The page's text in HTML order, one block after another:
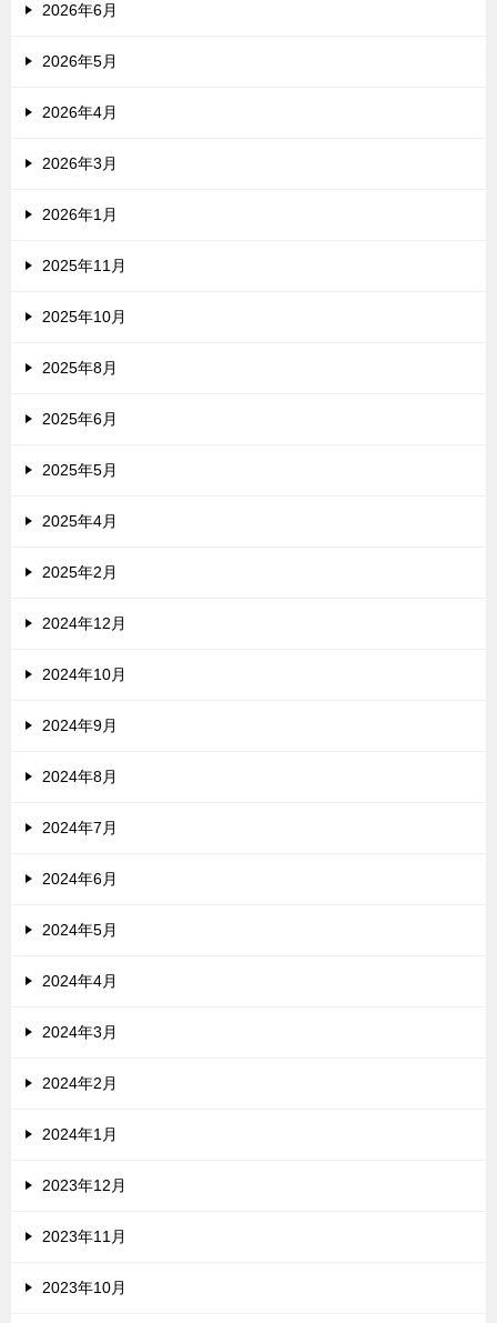
2026年6月
2026年5月
2026年4月
2026年3月
2026年1月
2025年11月
2025年10月
2025年8月
2025年6月
2025年5月
2025年4月
2025年2月
2024年12月
2024年10月
2024年9月
2024年8月
2024年7月
2024年6月
2024年5月
2024年4月
2024年3月
2024年2月
2024年1月
2023年12月
2023年11月
2023年10月